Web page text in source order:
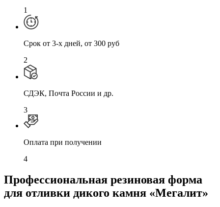
1
Cрок от 3-х дней, от 300 руб
2
СДЭК, Почта России и др.
3
Оплата при получении
4
Профессиональная резиновая форма
для отливки дикого камня «Мегалит»